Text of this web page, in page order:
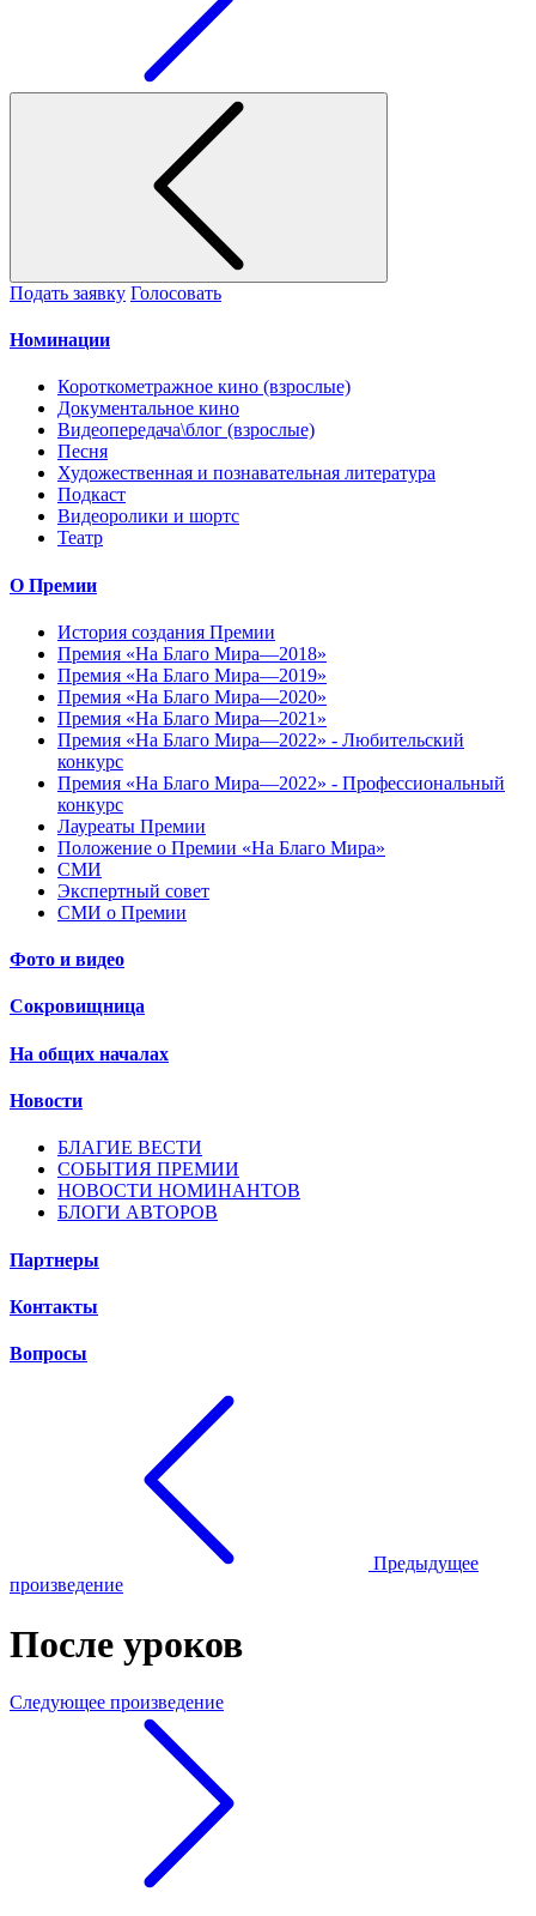
Подать заявку Голосовать
Номинации
Короткометражное кино (взрослые)
Документальное кино
Видеопередача\блог (взрослые)
Песня
Художественная и познавательная литература
Подкаст
Видеоролики и шортс
Театр
О Премии
История создания Премии
Премия «На Благо Мира—2018»
Премия «На Благо Мира—2019»
Премия «На Благо Мира—2020»
Премия «На Благо Мира—2021»
Премия «На Благо Мира—2022» - Любительский
конкурс
Премия «На Благо Мира—2022» - Профессиональный
конкурс
Лауреаты Премии
Положение о Премии «На Благо Мира»
СМИ
Экспертный совет
СМИ о Премии
Фото и видео
Сокровищница
На общих началах
Новости
БЛАГИЕ ВЕСТИ
СОБЫТИЯ ПРЕМИИ
НОВОСТИ НОМИНАНТОВ
БЛОГИ АВТОРОВ
Партнеры
Контакты
Вопросы
Предыдущее
произведение
После уроков
Следующее произведение